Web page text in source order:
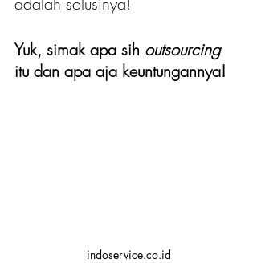
Yuk, simak apa sih outsourcing
itu dan apa aja keuntungannya!
indoservice.co.id